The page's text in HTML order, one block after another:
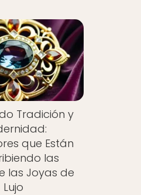
Tradición y
que Están
las
las Joyas de
Lujo